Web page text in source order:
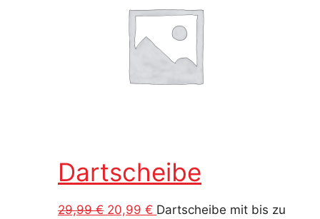
Dartscheibe
29,99€ Ursprünglicher
20,99 € Aktueller
Dartscheibe mit bis zu